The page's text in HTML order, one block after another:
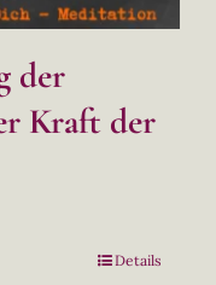
der
Kraft der
Details